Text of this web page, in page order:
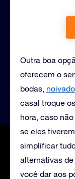
Outra boa
oferecem o
bodas, noivado
casal troque
hora, caso
se eles
simplificar
alternativas
você dar aos